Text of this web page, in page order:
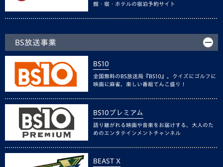
館・宿・ホテルの宿泊予約サイト
BS放送事業
BS10
全国無料のBS放送局『BS10』。クイズにゴルフに
映画に麻雀、楽しい番組てんこ盛り！
BS10プレミアム
語り継がれる映画や音楽をお届けする、大人のた
めのエンタテインメントチャンネル
BEAST X